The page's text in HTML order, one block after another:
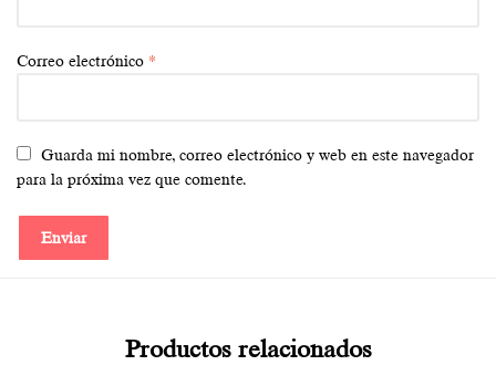
Correo electrónico *
Guarda mi nombre, correo electrónico y web en este navegador
para la próxima vez que comente.
Productos relacionados